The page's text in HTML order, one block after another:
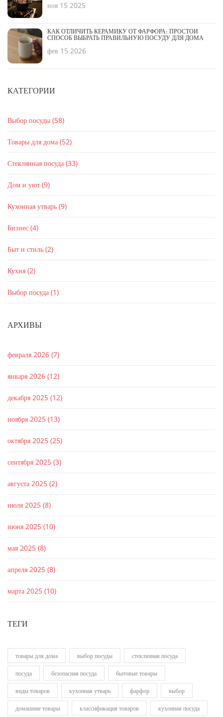
ноя 15 2025
КАК ОТЛИЧИТЬ КЕРАМИКУ ОТ ФАРФОРА: ПРОСТОЙ
СПОСОБ ВЫБРАТЬ ПРАВИЛЬНУЮ ПОСУДУ ДЛЯ ДОМА
фев 15 2026
КАТЕГОРИИ
Выбор посуды (58)
Товары для дома (52)
Стеклянная посуда (33)
Дом и уют (9)
Кухонная утварь (9)
Бизнес (4)
Быт и стиль (2)
Кухня (2)
Выбор посуда (1)
АРХИВЫ
февраля 2026 (7)
января 2026 (12)
декабря 2025 (12)
ноября 2025 (13)
октября 2025 (25)
сентября 2025 (3)
августа 2025 (2)
июля 2025 (8)
июня 2025 (10)
мая 2025 (8)
апреля 2025 (8)
марта 2025 (10)
ТЕГИ
товары для дома выбор посуды стеклянная посуда
посуда безопасная посуда бытовые товары
виды товаров кухонная утварь фарфор выбор
домашние товары классификация товаров кухонная посуда